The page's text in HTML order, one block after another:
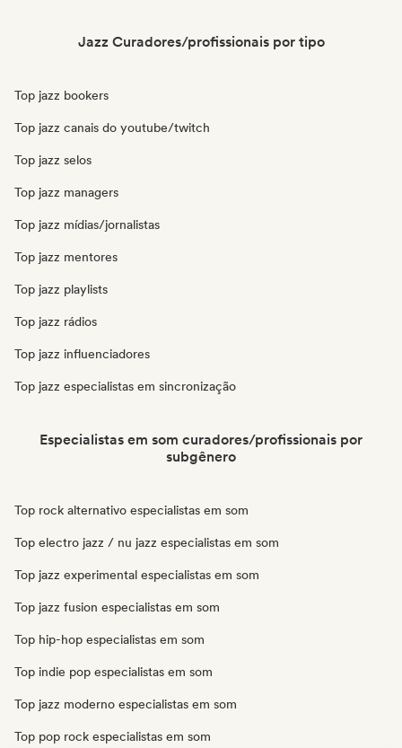
Jazz Curadores/profissionais por tipo
Top jazz bookers
Top jazz canais do youtube/twitch
Top jazz selos
Top jazz managers
Top jazz mídias/jornalistas
Top jazz mentores
Top jazz playlists
Top jazz rádios
Top jazz influenciadores
Top jazz especialistas em sincronização
Especialistas em som curadores/profissionais por
subgênero
Top rock alternativo especialistas em som
Top electro jazz / nu jazz especialistas em som
Top jazz experimental especialistas em som
Top jazz fusion especialistas em som
Top hip-hop especialistas em som
Top indie pop especialistas em som
Top jazz moderno especialistas em som
Top pop rock especialistas em som